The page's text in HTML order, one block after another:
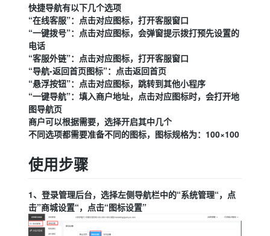
快捷导航有以下几个选项
“在线客服”：点击对应图标，打开客服窗口
“一键拨号”：点击对应图标，会弹窗提示拨打预先设置的
电话
“客服外链”：点击对应图标，打开客服窗口
“导航-返回首页图标”：点击返回首页
“悬浮按钮”：点击对应图标，跳转到其他小程序
“一键导航”：填入商户地址，点击对应图标时，会打开地
图导航页
商户可以根据需要，选择开启其中几个
不同选项都需要准备不同的图标，图标规格为：100×100
使用步骤
1、登录管理后台，选择左侧导航栏中的“系统管理“，点
击”商城设置“，点击“图标设置”